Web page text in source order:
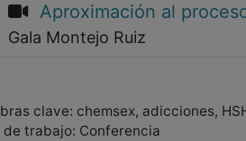
Aproximación al
Gala Montejo Ruiz
clave: chemsex, adicciones,
de trabajo: Conferencia